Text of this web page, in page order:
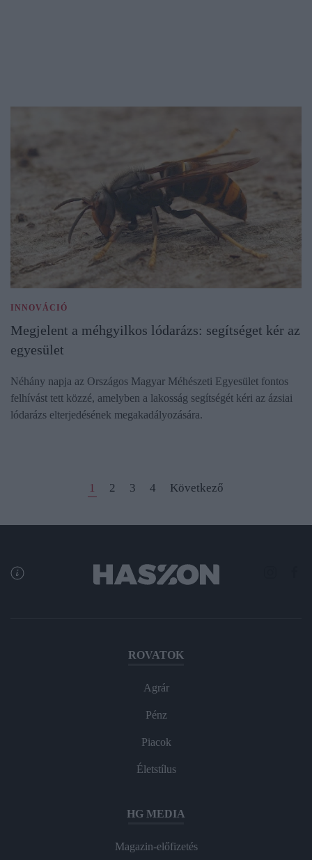
INNOVÁCIÓ
Megjelent a méhgyilkos lódarázs: segítséget kér az
egyesület
Néhány napja az Országos Magyar Méhészeti Egyesület fontos
felhívást tett közzé, amelyben a lakosság segítségét kéri az ázsiai
lódarázs elterjedésének megakadályozására.
1 2 3 4 Következő
ROVATOK
Agrár
Pénz
Piacok
Életstílus
HG MEDIA
Magazin-előfizetés